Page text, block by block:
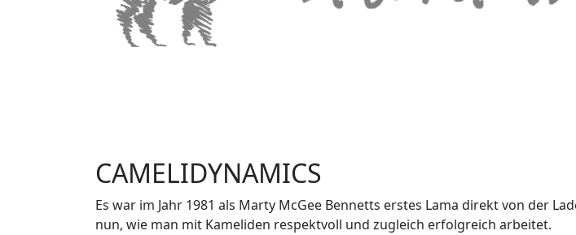
CAMELIDYNAMICS
Es war im Jahr 1981 als Marty McGee Bennetts erstes Lama direkt von der
nun, wie man mit Kameliden respektvoll und zugleich erfolgreich arbeitet.